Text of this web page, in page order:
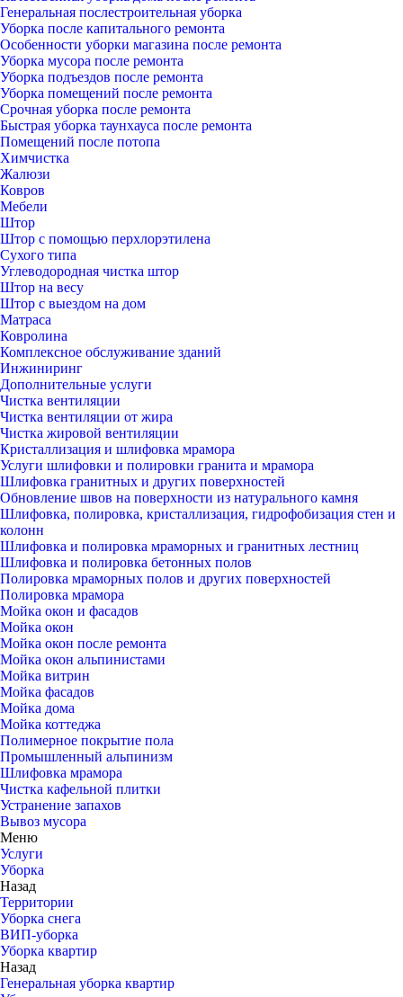
Генеральная послестроительная уборка
Уборка после капитального ремонта
Особенности уборки магазина после ремонта
Уборка мусора после ремонта
Уборка подъездов после ремонта
Уборка помещений после ремонта
Срочная уборка после ремонта
Быстрая уборка таунхауса после ремонта
Помещений после потопа
Химчистка
Жалюзи
Ковров
Мебели
Штор
Штор с помощью перхлорэтилена
Сухого типа
Углеводородная чистка штор
Штор на весу
Штор с выездом на дом
Матраса
Ковролина
Комплексное обслуживание зданий
Инжиниринг
Дополнительные услуги
Чистка вентиляции
Чистка вентиляции от жира
Чистка жировой вентиляции
Кристаллизация и шлифовка мрамора
Услуги шлифовки и полировки гранита и мрамора
Шлифовка гранитных и других поверхностей
Обновление швов на поверхности из натурального камня
Шлифовка, полировка, кристаллизация, гидрофобизация стен и
колонн
Шлифовка и полировка мраморных и гранитных лестниц
Шлифовка и полировка бетонных полов
Полировка мраморных полов и других поверхностей
Полировка мрамора
Мойка окон и фасадов
Мойка окон
Мойка окон после ремонта
Мойка окон альпинистами
Мойка витрин
Мойка фасадов
Мойка дома
Мойка коттеджа
Полимерное покрытие пола
Промышленный альпинизм
Шлифовка мрамора
Чистка кафельной плитки
Устранение запахов
Вывоз мусора
Меню
Услуги
Уборка
Назад
Территории
Уборка снега
ВИП-уборка
Уборка квартир
Назад
Генеральная уборка квартир